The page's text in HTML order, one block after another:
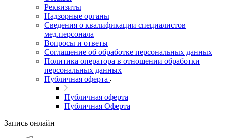
Реквизиты
Надзорные органы
Сведения о квалификации специалистов
мед.персонала
Вопросы и ответы
Соглашение об обработке персональных данных
Политика оператора в отношении обработки
персональных данных
Публичная оферта
Публичная оферта
Публичная Оферта
Запись онлайн